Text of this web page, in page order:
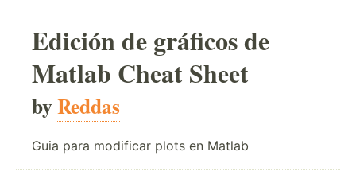
Edición de gráficos de
Matlab Cheat Sheet
byReddas
Guia para modificar plots en Matlab